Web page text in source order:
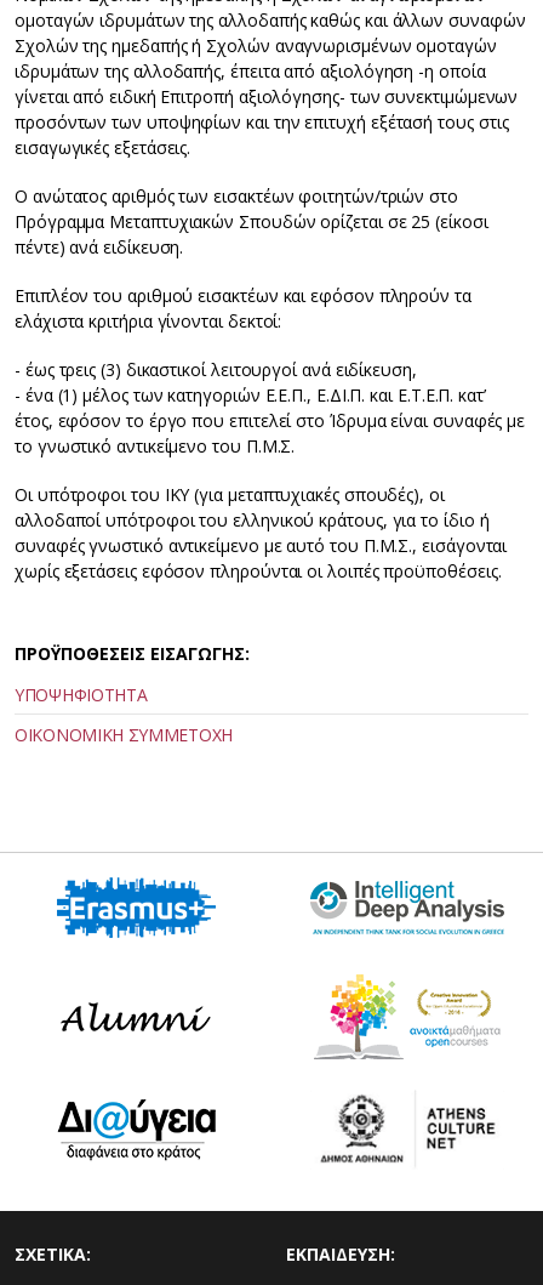
ομοταγών ιδρυμάτων της αλλοδαπής καθώς και άλλων συναφών
Σχολών της ημεδαπής ή Σχολών αναγνωρισμένων ομοταγών
ιδρυμάτων της αλλοδαπής, έπειτα από αξιολόγηση -η οποία
γίνεται από ειδική Επιτροπή αξιολόγησης- των συνεκτιμώμενων
προσόντων των υποψηφίων και την επιτυχή εξέτασή τους στις
εισαγωγικές εξετάσεις.
Ο ανώτατος αριθμός των εισακτέων φοιτητών/τριών στο
Πρόγραμμα Μεταπτυχιακών Σπουδών ορίζεται σε 25 (είκοσι
πέντε) ανά ειδίκευση.
Επιπλέον του αριθμού εισακτέων και εφόσον πληρούν τα
ελάχιστα κριτήρια γίνονται δεκτοί:
- έως τρεις (3) δικαστικοί λειτουργοί ανά ειδίκευση,
- ένα (1) μέλος των κατηγοριών Ε.Ε.Π., Ε.ΔΙ.Π. και Ε.Τ.Ε.Π. κατ’
έτος, εφόσον το έργο που επιτελεί στο Ίδρυμα είναι συναφές με
το γνωστικό αντικείμενο του Π.Μ.Σ.
Οι υπότροφοι του ΙΚΥ (για μεταπτυχιακές σπουδές), οι
αλλοδαποί υπότροφοι του ελληνικού κράτους, για το ίδιο ή
συναφές γνωστικό αντικείμενο με αυτό του Π.Μ.Σ., εισάγονται
χωρίς εξετάσεις εφόσον πληρούνται οι λοιπές προϋποθέσεις.
ΠΡΟΫΠΟΘΕΣΕΙΣ ΕΙΣΑΓΩΓΗΣ:
ΥΠΟΨΗΦΙΟΤΗΤΑ
ΟΙΚΟΝΟΜΙΚΗ ΣΥΜΜΕΤΟΧΗ
ΣΧΕΤΙΚΑ: ΕΚΠΑΙΔΕΥΣΗ: